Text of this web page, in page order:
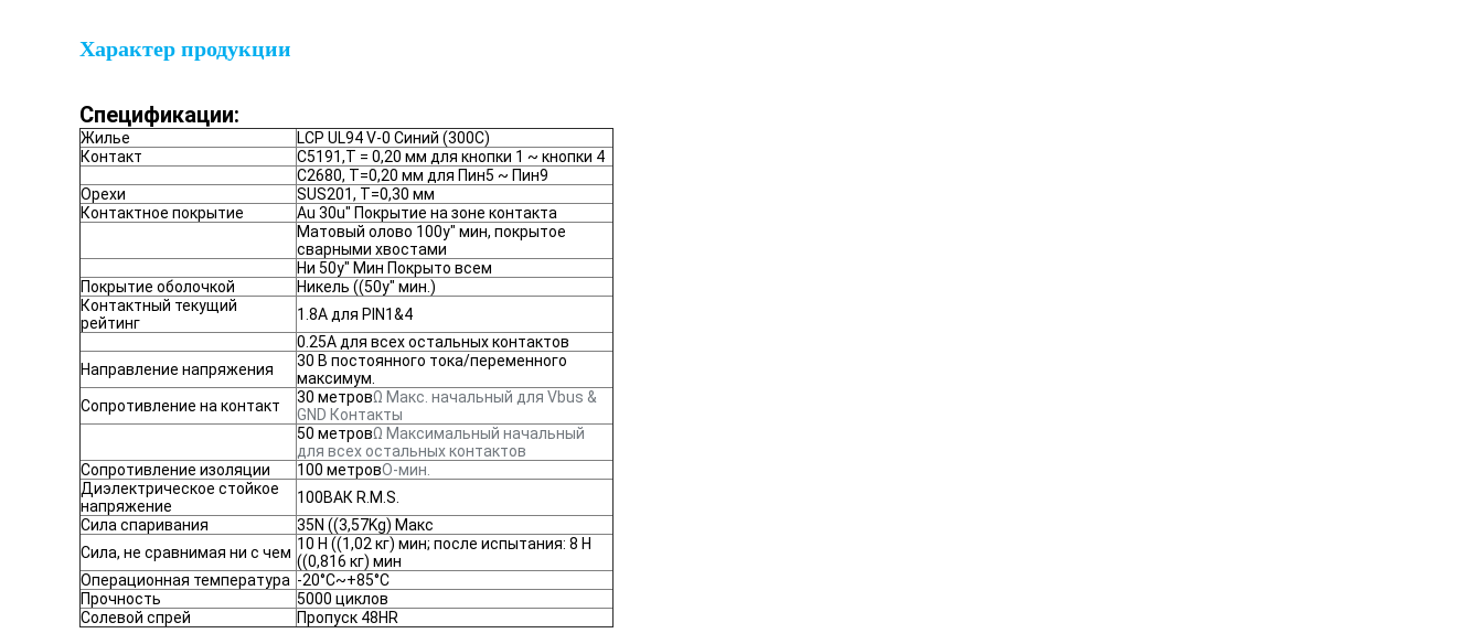
Характер продукции
Спецификации:
Жилье
LCP UL94 V-0 Синий (300C)
Контакт
C5191,T = 0,20 мм для кнопки 1 ~ кнопки 4
C2680, T=0,20 мм для Пин5 ~ Пин9
Орехи
SUS201, T=0,30 мм
Контактное покрытие
Au 30u" Покрытие на зоне контакта
Матовый олово 100у" мин, покрытое
сварными хвостами
Ни 50у" Мин Покрыто всем
Покрытие оболочкой
Никель ((50у" мин.)
Контактный текущий
рейтинг
1.8A для PIN1&4
0.25А для всех остальных контактов
Направление напряжения
30 В постоянного тока/переменного
максимум.
Сопротивление на контакт
30 метровΩ Макс. начальный для Vbus &
GND Контакты
50 метровΩ Максимальный начальный
для всех остальных контактов
Сопротивление изоляции
100 метровО-мин.
Диэлектрическое стойкое
напряжение
100ВАК R.M.S.
Сила спаривания
35N ((3,57Kg) Макс
Сила, не сравнимая ни с чем 10 Н ((1,02 кг) мин; после испытания: 8 Н
((0,816 кг) мин
Операционная температура -20°С~+85°С
Прочность
5000 циклов
Солевой спрей
Пропуск 48HR